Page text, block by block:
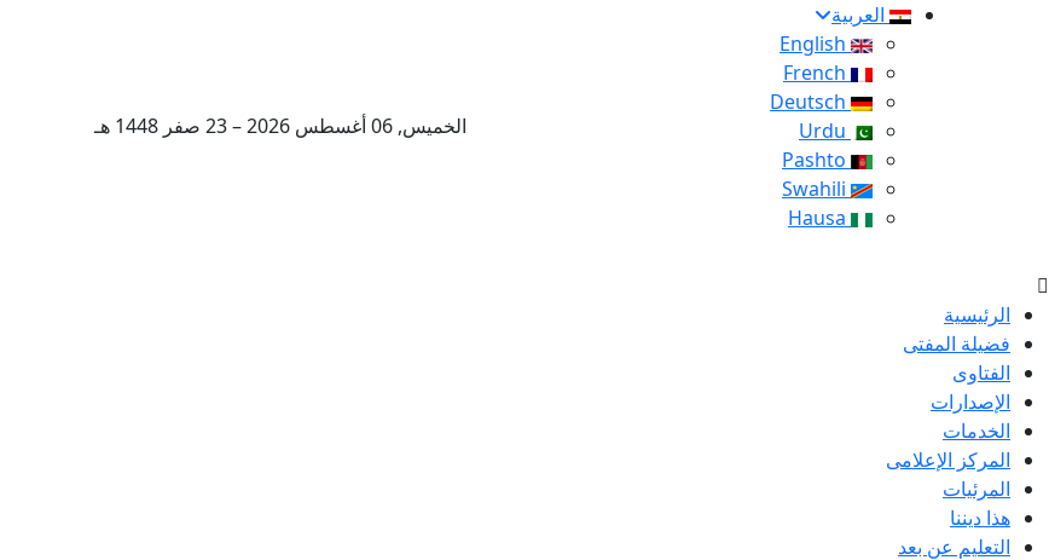
العربية
الخميس, 06 أغسطس 2026 – 23 صفر 1448 هـ
الرئيسية
فضيلة المفتى
الفتاوى
الإصدارات
الخدمات
المركز الإعلامى
المرئيات
هذا ديننا
التعليم عن بعد